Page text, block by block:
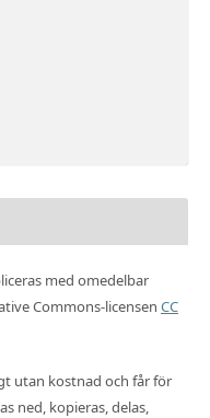
med omedelbar
Commons-licensen CC
utan kostnad och får för
ned, kopieras, delas,